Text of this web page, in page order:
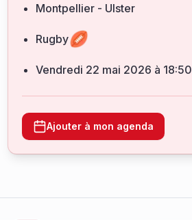
Montpellier - Ulster
Rugby
vendredi 22 mai 2026 à 18:50
Ajouter à mon agenda